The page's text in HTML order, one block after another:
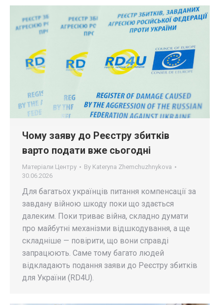
Чому заяву до Реєстру збитків
варто подати вже сьогодні
Матеріали Центру By Kateryna Zhemchuzhnykova
30.06.2026
Для багатьох українців питання компенсації за
завдану війною шкоду поки що здається
далеким. Поки триває війна, складно думати
про майбутні механізми відшкодування, а ще
складніше — повірити, що вони справді
запрацюють. Саме тому багато людей
відкладають подання заяви до Реєстру збитків
для України (RD4U).